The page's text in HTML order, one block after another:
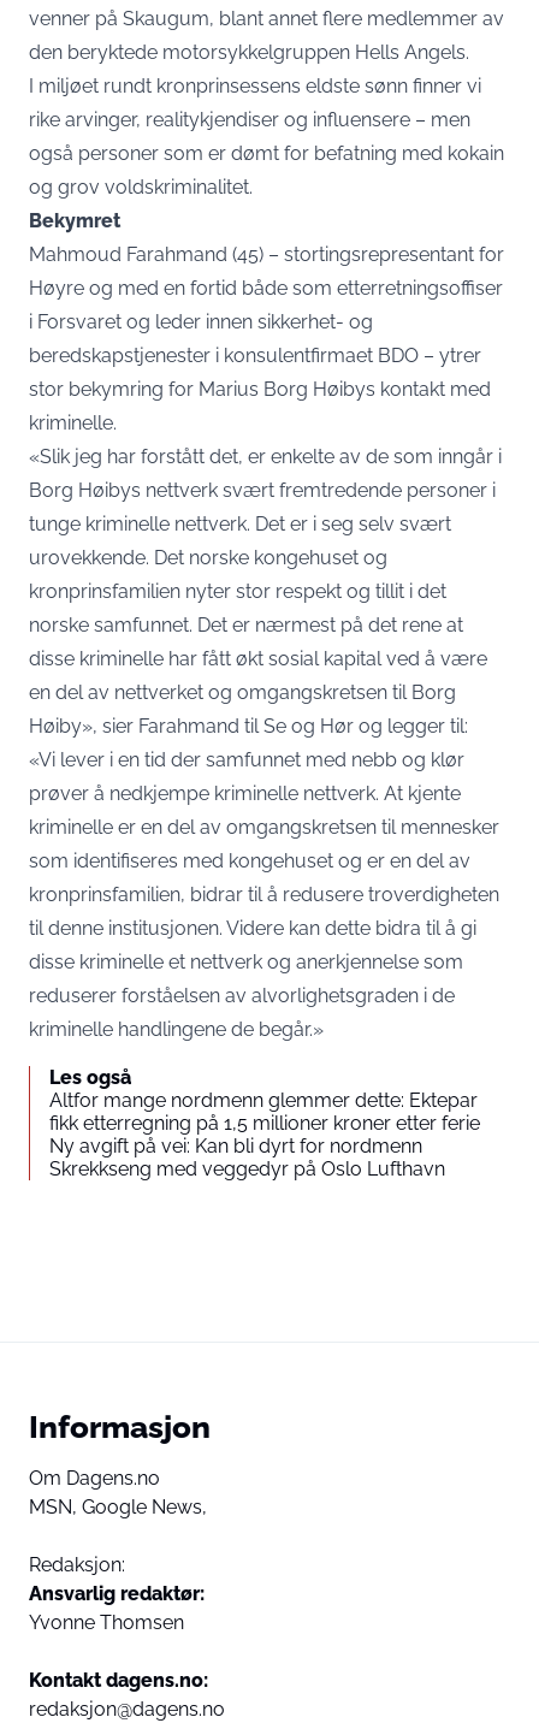
venner på Skaugum, blant annet flere medlemmer av
den beryktede motorsykkelgruppen Hells Angels.
I miljøet rundt kronprinsessens eldste sønn finner vi
rike arvinger, realitykjendiser og influensere – men
også personer som er dømt for befatning med kokain
og grov voldskriminalitet.
Bekymret
Mahmoud Farahmand (45) – stortingsrepresentant for
Høyre og med en fortid både som etterretningsoffiser
i Forsvaret og leder innen sikkerhet- og
beredskapstjenester i konsulentfirmaet BDO – ytrer
stor bekymring for Marius Borg Høibys kontakt med
kriminelle.
«Slik jeg har forstått det, er enkelte av de som inngår i
Borg Høibys nettverk svært fremtredende personer i
tunge kriminelle nettverk. Det er i seg selv svært
urovekkende. Det norske kongehuset og
kronprinsfamilien nyter stor respekt og tillit i det
norske samfunnet. Det er nærmest på det rene at
disse kriminelle har fått økt sosial kapital ved å være
en del av nettverket og omgangskretsen til Borg
Høiby», sier Farahmand til Se og Hør og legger til:
«Vi lever i en tid der samfunnet med nebb og klør
prøver å nedkjempe kriminelle nettverk. At kjente
kriminelle er en del av omgangskretsen til mennesker
som identifiseres med kongehuset og er en del av
kronprinsfamilien, bidrar til å redusere troverdigheten
til denne institusjonen. Videre kan dette bidra til å gi
disse kriminelle et nettverk og anerkjennelse som
reduserer forståelsen av alvorlighetsgraden i de
kriminelle handlingene de begår.»
Les også
Altfor mange nordmenn glemmer dette: Ektepar
fikk etterregning på 1,5 millioner kroner etter ferie
Ny avgift på vei: Kan bli dyrt for nordmenn
Skrekkseng med veggedyr på Oslo Lufthavn
Informasjon
Om Dagens.no
MSN, Google News,
Redaksjon:
Ansvarlig redaktør:
Yvonne Thomsen
Kontakt dagens.no:
redaksjon@dagens.no